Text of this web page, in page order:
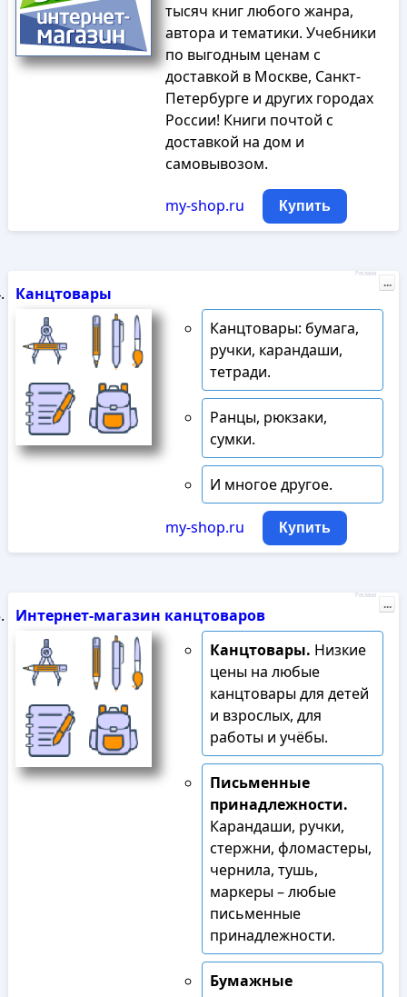
тысяч книг любого жанра,
автора и тематики. Учебники
по выгодным ценам с
доставкой в Москве, Санкт-
Петербурге и других городах
России! Книги почтой с
доставкой на дом и
самовывозом.
my-shop.ru Купить
Канцтовары
Канцтовары: бумага,
ручки, карандаши,
тетради.
Ранцы, рюкзаки,
сумки.
И многое другое.
my-shop.ru Купить
Реклама
...
Интернет-магазин канцтоваров
Канцтовары. Низкие
цены на любые
канцтовары для детей
и взрослых, для
работы и учёбы.
Письменные
принадлежности.
Карандаши, ручки,
стержни, фломастеры,
чернила, тушь,
маркеры – любые
письменные
принадлежности.
Бумажные
Реклама
...